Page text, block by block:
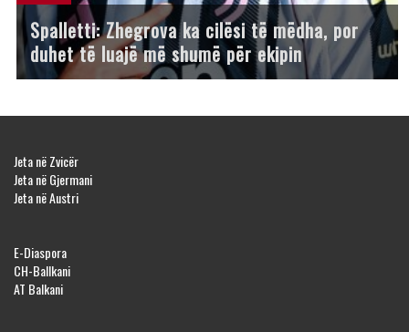
Spalletti: Zhegrova ka cilësi të mëdha, por
duhet të luajë më shumë për ekipin
Jeta në Zvicër
Jeta në Gjermani
Jeta në Austri
E-Diaspora
CH-Ballkani
AT Balkani